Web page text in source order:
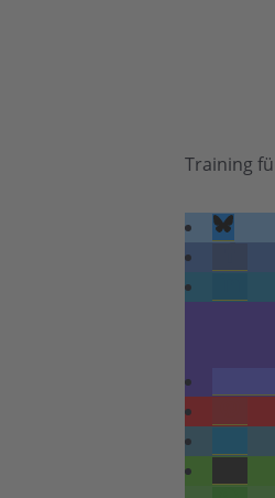
Training